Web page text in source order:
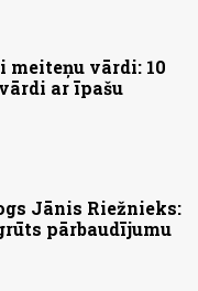
meiteņu vārdi: 10
ar īpašu
Jānis Riežnieks:
pārbaudījumu